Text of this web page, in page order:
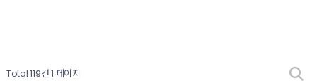
Total 119건1 페이지